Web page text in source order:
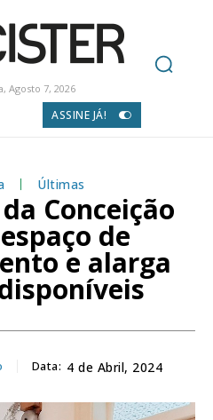
Agosto 7, 2026
ASSINE JÁ!
Últimas
Conceição
de
e alarga
Data: 4 de Abril, 2024